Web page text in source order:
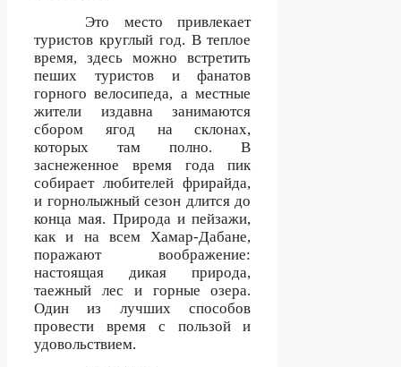
Это место привлекает
туристов круглый год. В теплое
время, здесь можно встретить
пеших туристов и фанатов
горного велосипеда, а местные
жители издавна занимаются
сбором ягод на склонах,
которых там полно. В
заснеженное время года пик
собирает любителей фрирайда,
и горнолыжный сезон длится до
конца мая. Природа и пейзажи,
как и на всем Хамар-Дабане,
поражают воображение:
настоящая дикая природа,
таежный лес и горные озера.
Один из лучших способов
провести время с пользой и
удовольствием.